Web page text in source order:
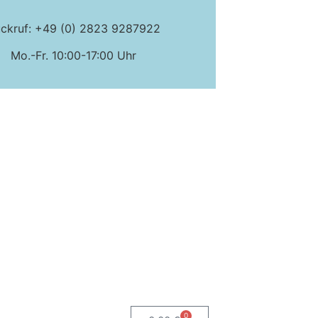
+49 (0) 2823 9287922
Mo.-Fr. 10:00-17:00 Uhr
0